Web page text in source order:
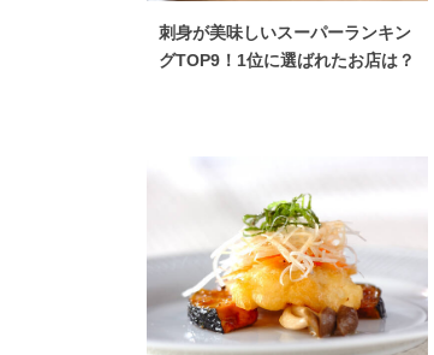
刺身が美味しいスーパーランキン
グTOP9！1位に選ばれたお店は？